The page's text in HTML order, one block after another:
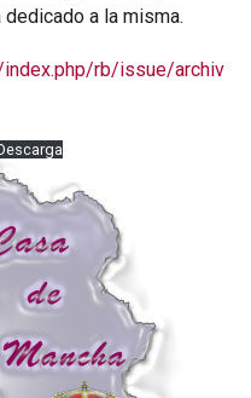
a la misma.
rb/issue/archiv